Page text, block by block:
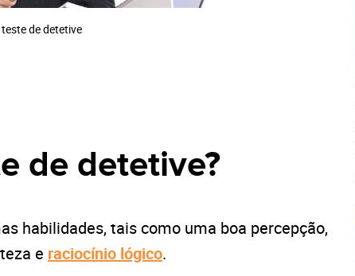
teste de detetive
de detetive?
habilidades, tais como uma boa percepção,
e raciocínio lógico.